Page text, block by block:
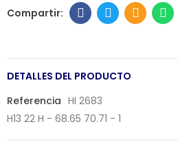
DETALLES DEL PRODUCTO
Referencia HI 2683
H13 22 H - 68.65 70.71 - 1